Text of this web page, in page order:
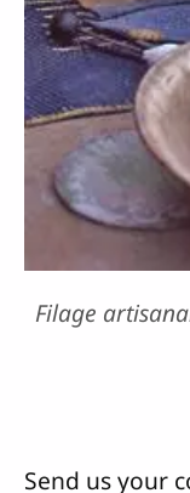
Filage
Send us your